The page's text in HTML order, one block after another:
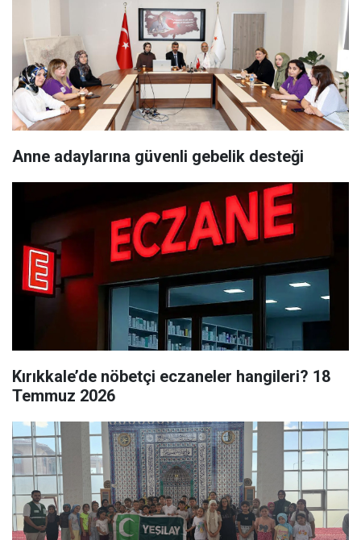
Anne adaylarına güvenli gebelik desteği
Kırıkkale’de nöbetçi eczaneler hangileri? 18
Temmuz 2026